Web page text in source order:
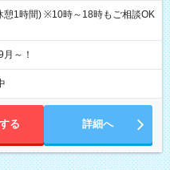
1時間) ※10時～18時もご相談OK
～！
る 詳細へ